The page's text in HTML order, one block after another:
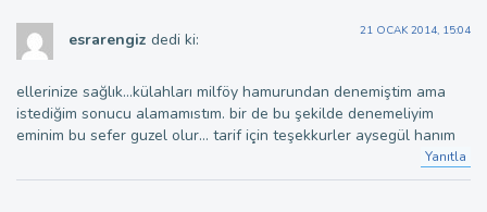
esrarengiz dedi ki: 21 OCAK 2014, 15:04
ellerinize sağlık…külahları milföy hamurundan denemiştim ama
istediğim sonucu alamamıstım. bir de bu şekilde denemeliyim
eminim bu sefer guzel olur… tarif için teşekkurler aysegül hanım
Yanıtla